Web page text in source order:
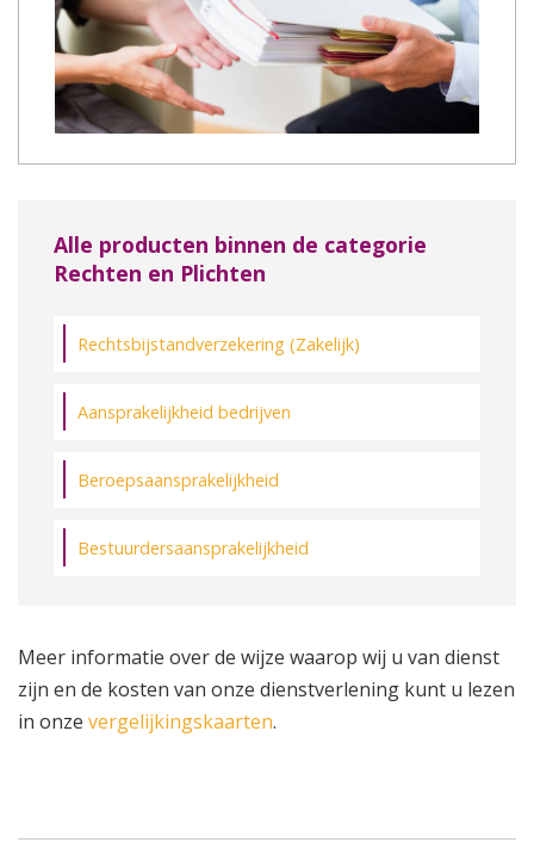
Alle producten binnen de categorie
Rechten en Plichten
Rechtsbijstandverzekering (Zakelijk)
Aansprakelijkheid bedrijven
Beroepsaansprakelijkheid
Bestuurdersaansprakelijkheid
Meer informatie over de wijze waarop wij u van dienst
zijn en de kosten van onze dienstverlening kunt u lezen
in onze vergelijkingskaarten.